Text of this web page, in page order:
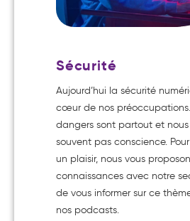
Sécurité
Aujourd’hui la sécurité
cœur de nos préoccupations.
dangers sont partout et nous
souvent pas conscience.
un plaisir, nous vous
connaissances avec notre
de vous informer sur ce
nos podcasts.